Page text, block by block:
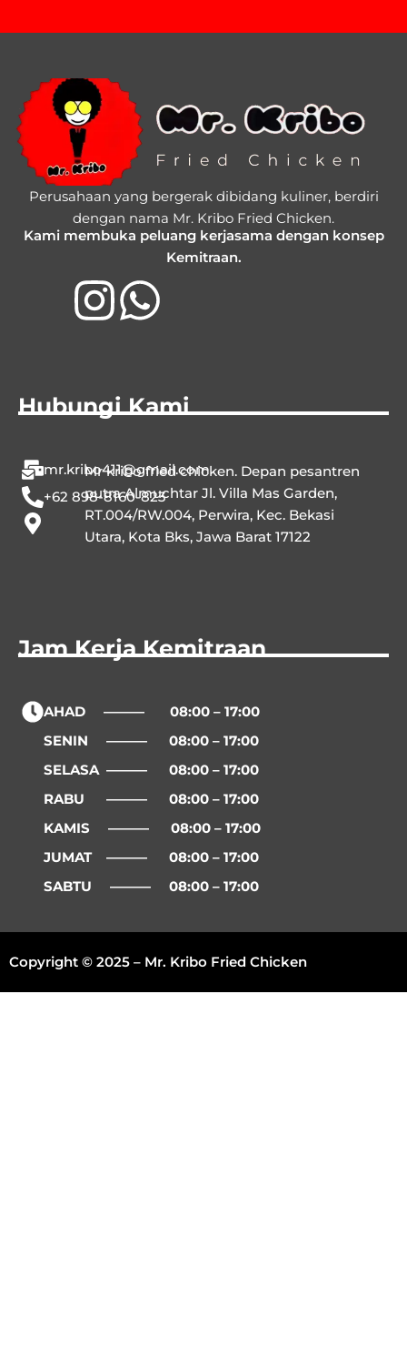
Perusahaan yang bergerak dibidang kuliner, berdiri
dengan nama Mr. Kribo Fried Chicken.
Kami membuka peluang kerjasama dengan konsep
Kemitraan.
Hubungi Kami
mr.kribo411@gmail.com
+62 898-8160-823
Mr kribo fried chicken. Depan pesantren
putra Almuchtar Jl. Villa Mas Garden,
RT.004/RW.004, Perwira, Kec. Bekasi
Utara, Kota Bks, Jawa Barat 17122
Jam Kerja Kemitraan
AHAD ——— 08:00 – 17:00
SENIN ——— 08:00 – 17:00
SELASA ——— 08:00 – 17:00
RABU ——— 08:00 – 17:00
KAMIS ——— 08:00 – 17:00
JUMAT ——— 08:00 – 17:00
SABTU ——— 08:00 – 17:00
Copyright © 2025 – Mr. Kribo Fried Chicken